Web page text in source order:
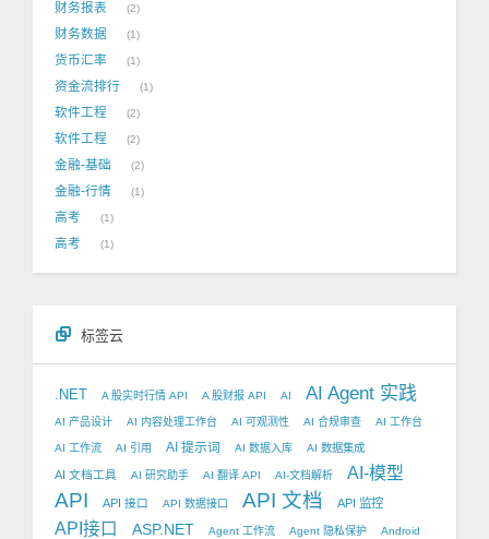
财务报表 2
财务数据 1
货币汇率 1
资金流排行 1
软件工程 2
软件工程 2
金融-基础 2
金融-行情 1
高考 1
高考 1
标签云
.NET A 股实时行情 API A 股财报 API AI AI Agent 实践
AI 产品设计 AI 内容处理工作台 AI 可观测性 AI 合规审查 AI 工作台
AI 工作流 AI 引用 AI 提示词 AI 数据入库 AI 数据集成
AI 文档工具 AI 研究助手 AI 翻译 API AI-文档解析 AI-模型
API API 接口 API 数据接口 API 文档 API 监控
API接口 ASP.NET Agent 工作流 Agent 隐私保护 Android